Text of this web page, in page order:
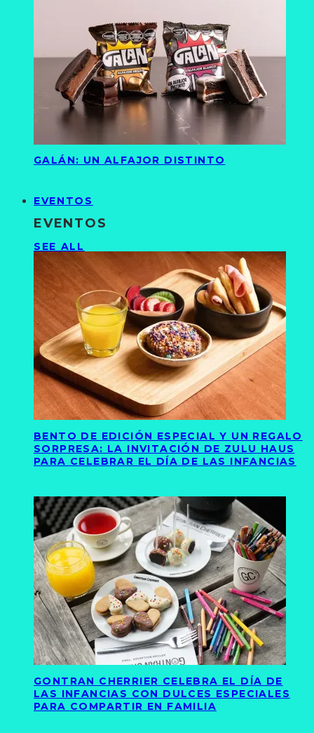
GALÁN: UN ALFAJOR DISTINTO
EVENTOS
EVENTOS
SEE ALL
BENTO DE EDICIÓN ESPECIAL Y UN REGALO
SORPRESA: LA INVITACIÓN DE ZULU HAUS
PARA CELEBRAR EL DÍA DE LAS INFANCIAS
GONTRAN CHERRIER CELEBRA EL DÍA DE
LAS INFANCIAS CON DULCES ESPECIALES
PARA COMPARTIR EN FAMILIA